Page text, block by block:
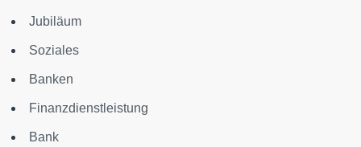
Jubiläum
Soziales
Banken
Finanzdienstleistung
Bank